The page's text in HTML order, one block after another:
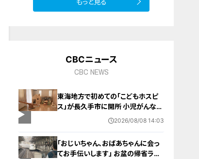
CBCニュース
CBC NEWS
東海地方で初めての「こどもホスピ
ス」が長久手市に開所 小児がんなど
重い病気の子どもと家族を支える施
2026/08/08 14:03
「おじいちゃん、おばあちゃんに会っ
てお手伝いします」 お盆の帰省ラッ